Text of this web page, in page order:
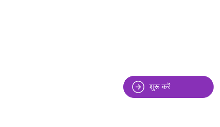
शुरू करें